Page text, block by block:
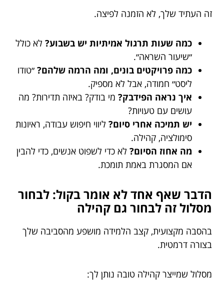
זה העתיד שלך, לא הזמנה לפיצה.
כמה שעות תרגול אמיתיות יש בשבוע? לא כולל
״שיעור השראה״.
כמה פרויקטים בונים, ומה הרמה שלהם? ״טודו
ליסט״ חמודה, אבל לא מספיק.
איך נראה הפידבק? מי בודק? באיזה תדירות? מה
עושים עם טעויות?
יש תמיכה אחרי סיום? ליווי חיפוש עבודה, ראיונות
סימולציה, קהילה.
מה אחוז הסיום? לא כדי לשפוט אנשים, כדי להבין
אם המסגרת באמת תומכת.
הדבר שאף אחד לא אומר בקול: לבחור
מסלול זה לבחור גם קהילה
בהסבה מקצועית, קצב הלמידה מושפע מהסביבה שלך
בצורה דרמטית.
מסלול שמייצר קהילה טובה נותן לך: